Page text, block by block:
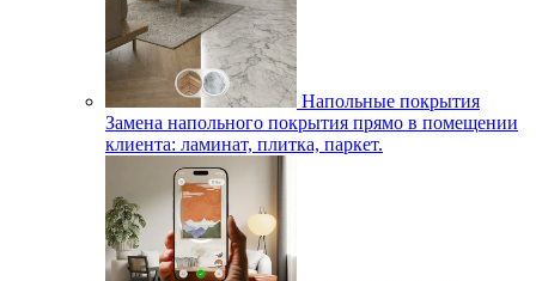
Напольные покрытия
Замена напольного покрытия прямо в помещении
клиента: ламинат, плитка, паркет.